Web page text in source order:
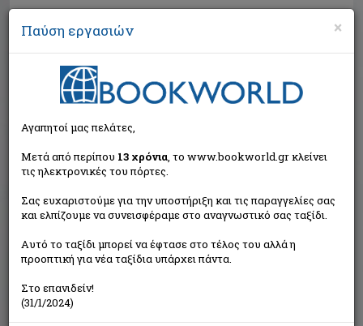
Αναζήτηση
Εξαντλημένο από τον
εκδότη
×
Παύση εργασιών
Αγαπητοί μας πελάτες,
Μετά από περίπου 13 χρόνια, το www.bookworld.gr κλείνει
τις ηλεκτρονικές του πόρτες.
Σας ευχαριστούμε για την υποστήριξη και τις παραγγελίες σας
και ελπίζουμε να συνεισφέραμε στο αναγνωστικό σας ταξίδι.
Αυτό το ταξίδι μπορεί να έφτασε στο τέλος του αλλά η
προοπτική για νέα ταξίδια υπάρχει πάντα.
Στο επανιδείν!
(31/1/2024)